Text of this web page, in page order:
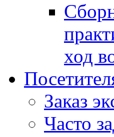
ход
Заказ
Часто